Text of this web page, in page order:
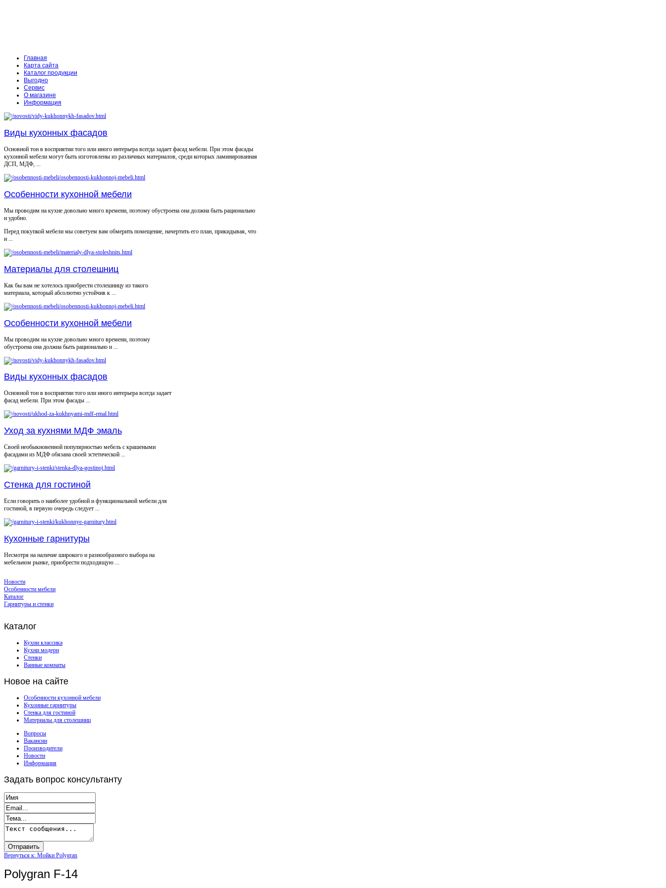
Главная
Карта сайта
Каталог продукции
Выгодно
Сервис
О магазине
Информация
Виды кухонных фасадов
Основной тон в восприятии того или иного интерьера всегда задает фасад мебели. При этом фасады
кухонной мебели могут быть изготовлены из различных материалов, среди которых ламинированная
ДСП, МДФ, ...
Особенности кухонной мебели
Мы проводим на кухне довольно много времени, поэтому обустроена она должна быть рационально
и удобно.
Перед покупкой мебели мы советуем вам обмерить помещение, начертить его план, прикидывая, что
и ...
Материалы для столешниц
Как бы вам не хотелось приобрести столешницу из такого
материала, который абсолютно устойчив к ...
Особенности кухонной мебели
Мы проводим на кухне довольно много времени, поэтому
обустроена она должна быть рационально и ...
Виды кухонных фасадов
Основной тон в восприятии того или иного интерьера всегда задает
фасад мебели. При этом фасады ...
Уход за кухнями МДФ эмаль
Своей необыкновенной популярностью мебель с крашеными
фасадами из МДФ обязана своей эстетической ...
Стенка для гостиной
Если говорить о наиболее удобной и функциональной мебели для
гостиной, в первую очередь следует ...
Кухонные гарнитуры
Несмотря на наличие широкого и разнообразного выбора на
мебельном рынке, приобрести подходящую ...
Новости
Особенности мебели
Каталог
Гарнитуры и стенки
Каталог
Кухни классика
Кухни модерн
Стенки
Ванные комнаты
Новое на сайте
Особенности кухонной мебели
Кухонные гарнитуры
Стенка для гостиной
Материалы для столешниц
Вопросы
Вакансии
Производители
Новости
Информация
Задать вопрос консультанту
Вернуться к: Мойки Polygran
Polygran F-14